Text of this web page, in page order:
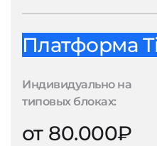
Платформа
Индивидуально на
типовых блоках:
от 80.000₽